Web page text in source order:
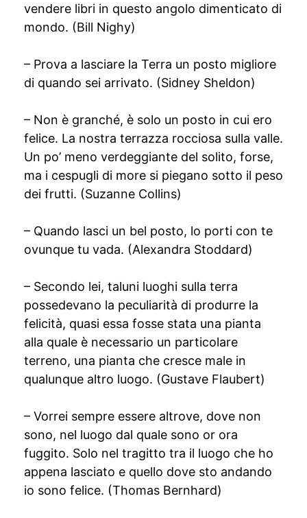
vendere libri in questo angolo dimenticato di
mondo. (Bill Nighy)
– Prova a lasciare la Terra un posto migliore
di quando sei arrivato. (Sidney Sheldon)
– Non è granché, è solo un posto in cui ero
felice. La nostra terrazza rocciosa sulla valle.
Un po’ meno verdeggiante del solito, forse,
ma i cespugli di more si piegano sotto il peso
dei frutti. (Suzanne Collins)
– Quando lasci un bel posto, lo porti con te
ovunque tu vada. (Alexandra Stoddard)
– Secondo lei, taluni luoghi sulla terra
possedevano la peculiarità di produrre la
felicità, quasi essa fosse stata una pianta
alla quale è necessario un particolare
terreno, una pianta che cresce male in
qualunque altro luogo. (Gustave Flaubert)
– Vorrei sempre essere altrove, dove non
sono, nel luogo dal quale sono or ora
fuggito. Solo nel tragitto tra il luogo che ho
appena lasciato e quello dove sto andando
io sono felice. (Thomas Bernhard)